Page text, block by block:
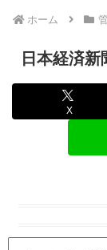
ホーム
日本経済
X